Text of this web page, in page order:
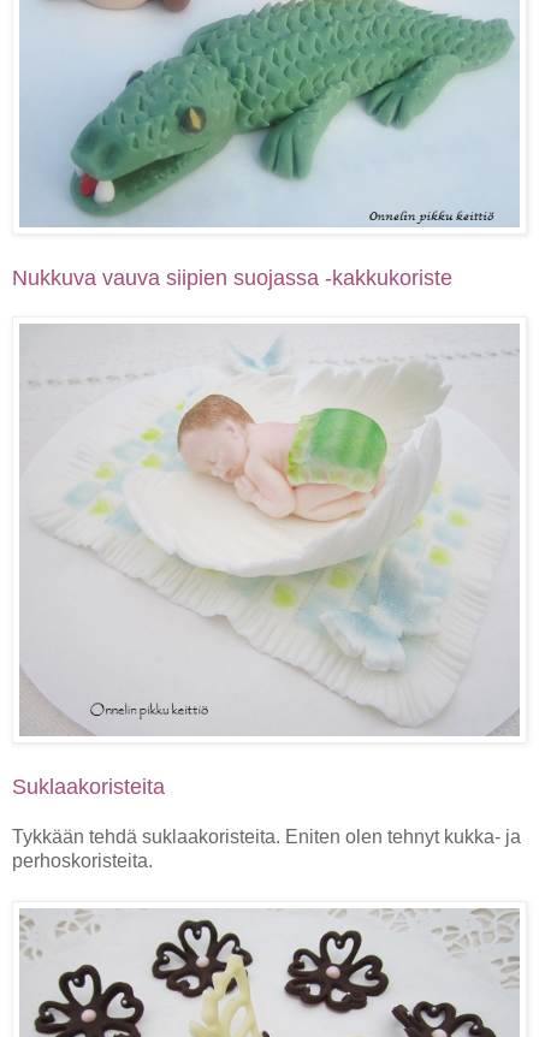
Nukkuva vauva siipien suojassa -kakkukoriste
Suklaakoristeita
Tykkään tehdä suklaakoristeita. Eniten olen tehnyt kukka- ja
perhoskoristeita.